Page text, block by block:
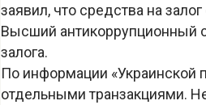
заявил, что средства на
Высший антикоррупционный
залога.
По информации «Украинской
отдельными транзакциями.